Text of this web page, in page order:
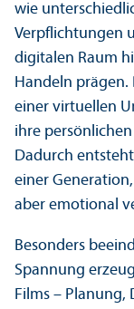
wie
Verpflichtungen
digitalen Raum
Handeln prägen.
einer virtuellen
ihre
Dadurch
einer
aber emotional
Besonders
Spannung
Films – Planung,